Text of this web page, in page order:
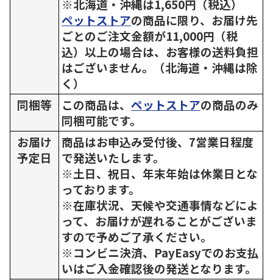
※北海道・沖縄は1,650円（税込）
ペットストアの商品に限り、お届け先
ごとのご注文金額が11,000円（税
込）以上の場合は、お客様の送料負担
はございません。（北海道・沖縄は除
く）
同梱等
この商品は、 ペットストアの商品のみ
同梱可能です。
お届け
予定日
商品はお申込み受付後、7営業日程度
で発送いたします。
※土日、祝日、年末年始は休業日とな
っております。
※在庫状況、天候や交通事情などによ
って、お届けが遅れることがございま
すので予めご了承ください。
※コンビニ決済、PayEasyでのお支払
いはご入金確認後の発送となります。